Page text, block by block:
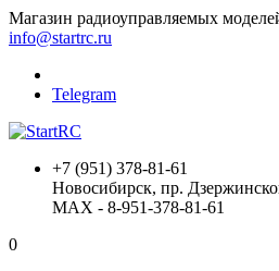
Магазин радиоуправляемых
info@startrc.ru
Telegram
+7 (951) 378-81-61
Новосибирск, пр.
MAX - 8-951-378-81-61
0